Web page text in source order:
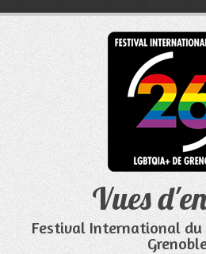
Vues
Festival International du